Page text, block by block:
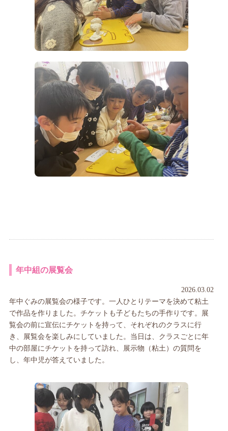
年中組の展覧会
2026.03.02
年中ぐみの展覧会の様子です。一人ひとりテーマを決めて粘土
で作品を作りました。チケットも子どもたちの手作りです。展
覧会の前に宣伝にチケットを持って、それぞれのクラスに行
き、展覧会を楽しみにしていました。当日は、クラスごとに年
中の部屋にチケットを持って訪れ、展示物（粘土）の質問を
し、年中児が答えていました。